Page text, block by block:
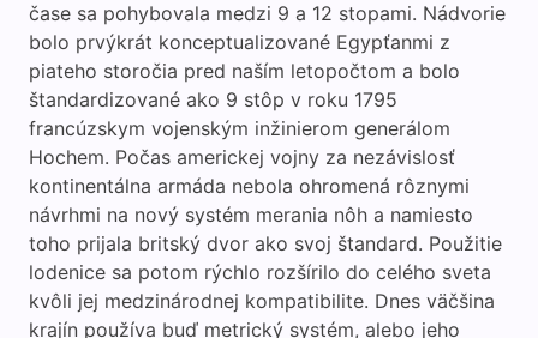
čase sa pohybovala medzi 9 a 12 stopami. Nádvorie
bolo prvýkrát konceptualizované Egypťanmi z
piateho storočia pred naším letopočtom a bolo
štandardizované ako 9 stôp v roku 1795
francúzskym vojenským inžinierom generálom
Hochem. Počas americkej vojny za nezávislosť
kontinentálna armáda nebola ohromená rôznymi
návrhmi na nový systém merania nôh a namiesto
toho prijala britský dvor ako svoj štandard. Použitie
lodenice sa potom rýchlo rozšírilo do celého sveta
kvôli jej medzinárodnej kompatibilite. Dnes väčšina
krajín používa buď metrický systém, alebo jeho